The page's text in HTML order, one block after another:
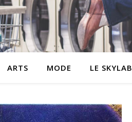
ARTS MODE LE SKYLAB